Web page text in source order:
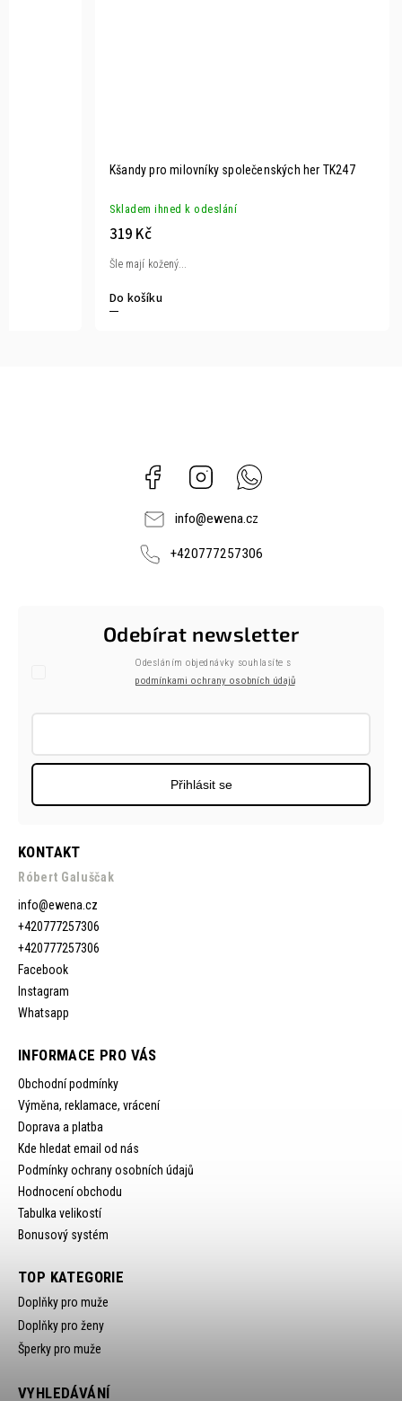
Kšandy pro milovníky společenských her TK247
Skladem ihned k odeslání
319 Kč
Do košíku
Šle mají kožený...
Facebook Instagram
info@ewena.cz
+420777257306
KONTAKT
Róbert Galuščak
info@ewena.cz
+420777257306
+420777257306
Facebook
Instagram
Whatsapp
INFORMACE PRO VÁS
Obchodní podmínky
Výměna, reklamace, vrácení
Doprava a platba
Kde hledat email od nás
Podmínky ochrany osobních údajů
Hodnocení obchodu
Tabulka velikostí
Bonusový systém
Odebírat newsletter
Odesláním objednávky souhlasíte s
podmínkami ochrany osobních údajů
Přihlásit se
TOP KATEGORIE
Doplňky pro muže
Doplňky pro ženy
Šperky pro muže
VYHLEDÁVÁNÍ